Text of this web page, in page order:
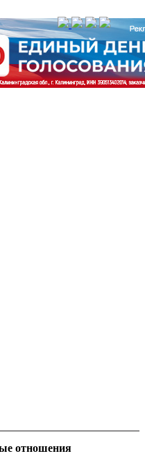
отношения